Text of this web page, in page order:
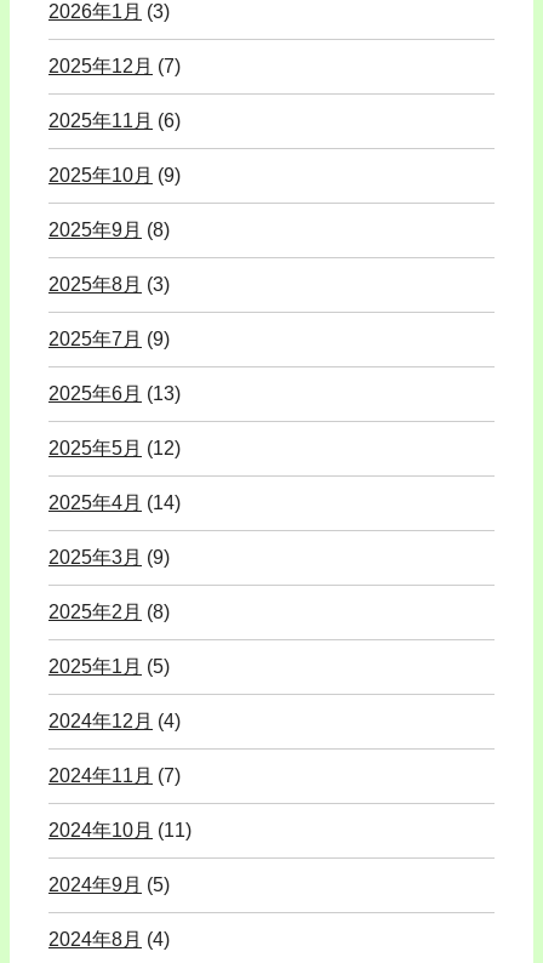
2026年1月 (3)
2025年12月 (7)
2025年11月 (6)
2025年10月 (9)
2025年9月 (8)
2025年8月 (3)
2025年7月 (9)
2025年6月 (13)
2025年5月 (12)
2025年4月 (14)
2025年3月 (9)
2025年2月 (8)
2025年1月 (5)
2024年12月 (4)
2024年11月 (7)
2024年10月 (11)
2024年9月 (5)
2024年8月 (4)